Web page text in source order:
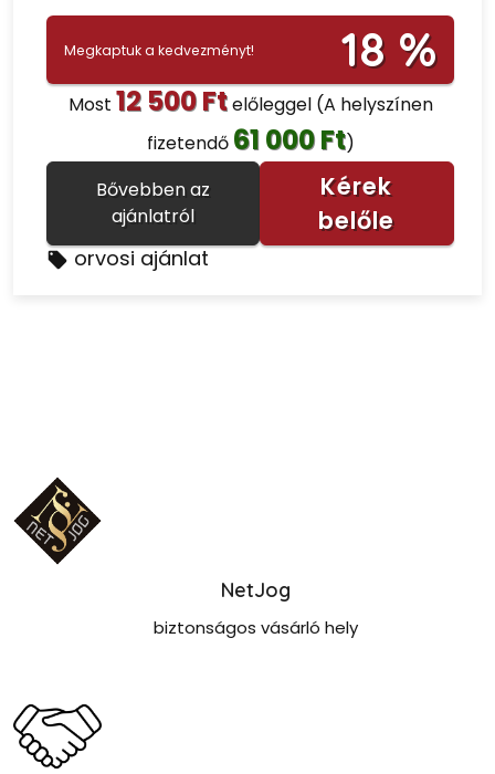
Megkaptuk a kedvezményt! 18 %
Most 12 500 Ftelőleggel (A helyszínen
fizetendő 61 000 Ft)
Bővebben az
ajánlatról
Kérek
belőle
orvosi ajánlat
NetJog
biztonságos vásárló hely